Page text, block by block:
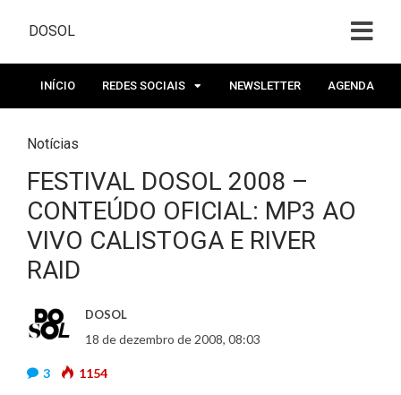
DOSOL
INÍCIO REDES SOCIAIS NEWSLETTER AGENDA
Notícias
FESTIVAL DOSOL 2008 –
CONTEÚDO OFICIAL: MP3 AO
VIVO CALISTOGA E RIVER
RAID
DOSOL
18 de dezembro de 2008, 08:03
3 1154